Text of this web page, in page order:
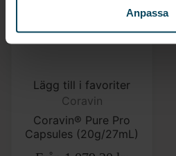
Anpassa
Lägg till i favoriter
Coravin
Coravin® Pure Pro
Capsules (20g/27mL)